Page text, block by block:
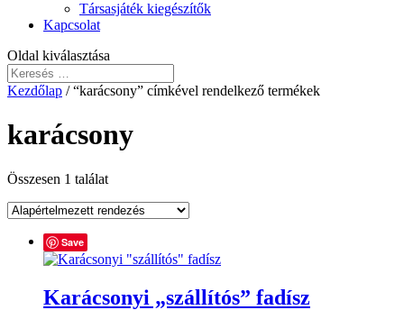
Társasjáték kiegészítők
Kapcsolat
Oldal kiválasztása
Kezdőlap / “karácsony” címkével rendelkező termékek
karácsony
Összesen 1 találat
Save
Karácsonyi „szállítós” fadísz